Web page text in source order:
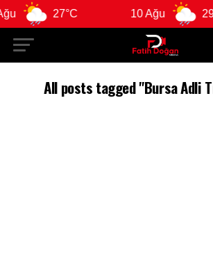
27°C 10 Ağu
All posts tagged "Bursa Adli